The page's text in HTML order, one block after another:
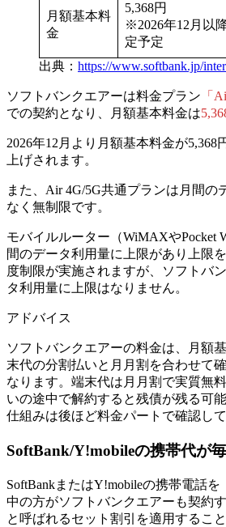
月額基本料
金
5,368円
※2026年12月以
定予定
出典： https://www.softbank.jp/
ソフトバンクエアーは料金プラン 「
での契約となり、
月額基本料金は
2026年12月より月額基本料金が5,368
上げされます。
また、Air 4G/5G共通プランは月間の
なく無制限です。
モバイルルーター（WiMAXやPocket
間のデータ利用量に上限があり上限
度制限が実施されますが、
ソフトバ
タ利用量に上限はなりません。
アドバイス
ソフトバンクエアーの料金は、月額
末代の分割払いと月月割を合わせて
なります。端末代は月月割で実質無
いの途中で解約すると残債が残る可
仕組みは後ほど料金パートで確認して
SoftBank/Y!mobileの携帯代が
SoftBankまたはY!mobileの携帯電話
中の方がソフトバンクエアーも契約
と呼ばれるセット割引を適用するこ